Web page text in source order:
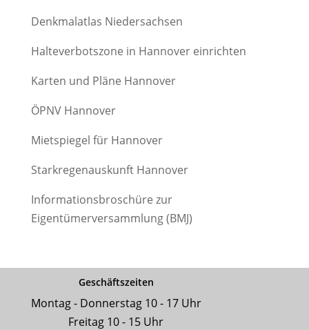
Denkmalatlas Niedersachsen
Halteverbotszone in Hannover einrichten
Karten und Pläne Hannover
ÖPNV Hannover
Mietspiegel für Hannover
Starkregenauskunft Hannover
Informationsbroschüre zur
Eigentümerversammlung (BMJ)
Geschäftszeiten
Montag - Donnerstag 10 - 17 Uhr
Freitag 10 - 15 Uhr